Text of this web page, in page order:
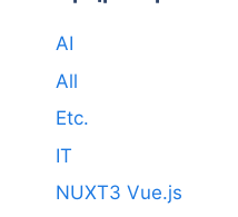
AI
All
Etc.
IT
NUXT3 Vue.js